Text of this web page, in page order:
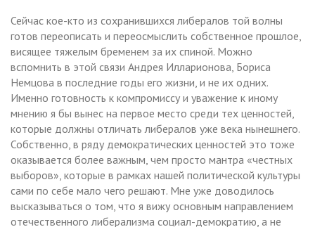
Сейчас кое-кто из сохранившихся либералов той волны
готов переописать и переосмыслить собственное прошлое,
висящее тяжелым бременем за их спиной. Можно
вспомнить в этой связи Андрея Илларионова, Бориса
Немцова в последние годы его жизни, и не их одних.
Именно готовность к компромиссу и уважение к иному
мнению я бы вынес на первое место среди тех ценностей,
которые должны отличать либералов уже века нынешнего.
Собственно, в ряду демократических ценностей это тоже
оказывается более важным, чем просто мантра «честных
выборов», которые в рамках нашей политической культуры
сами по себе мало чего решают. Мне уже доводилось
высказываться о том, что я вижу основным направлением
отечественного либерализма социал-демократию, а не